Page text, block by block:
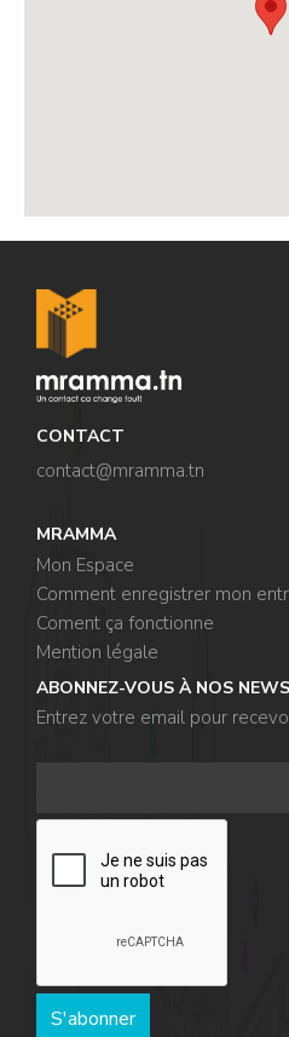
CONTACT
contact@mramma.tn
MRAMMA
Mon Espace
Comment enregistrer mon
Coment ça fonctionne
Mention légale
ABONNEZ-VOUS À NOS
Entrez votre email pour
S'abonner